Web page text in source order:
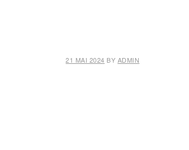
21 MAI 2024 BY ADMIN